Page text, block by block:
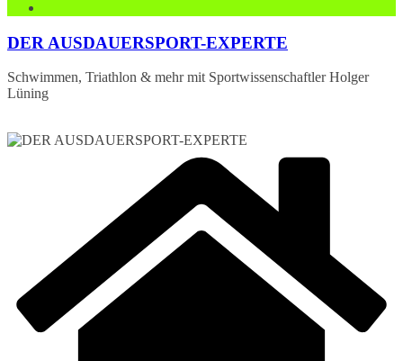
DER AUSDAUERSPORT-EXPERTE
Schwimmen, Triathlon & mehr mit Sportwissenschaftler Holger
Lüning